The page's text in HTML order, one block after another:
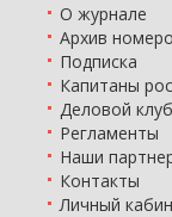
О журнале
Архив
Подписка
Капитаны
Деловой клуб
Регламенты
Наши
Контакты
Личный